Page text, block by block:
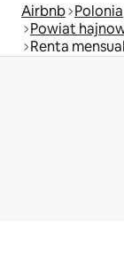
Airbnb Polonia
Powiat
Renta